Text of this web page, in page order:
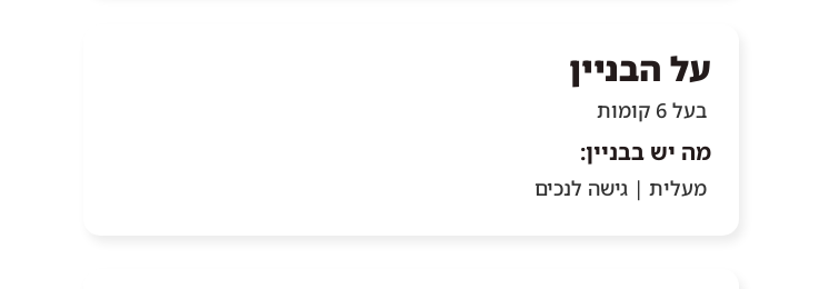
על הבניין
בעל 6 קומות
מה יש בבניין:
מעלית | גישה לנכים